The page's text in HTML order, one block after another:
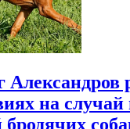
Александров
на случай
бродячих